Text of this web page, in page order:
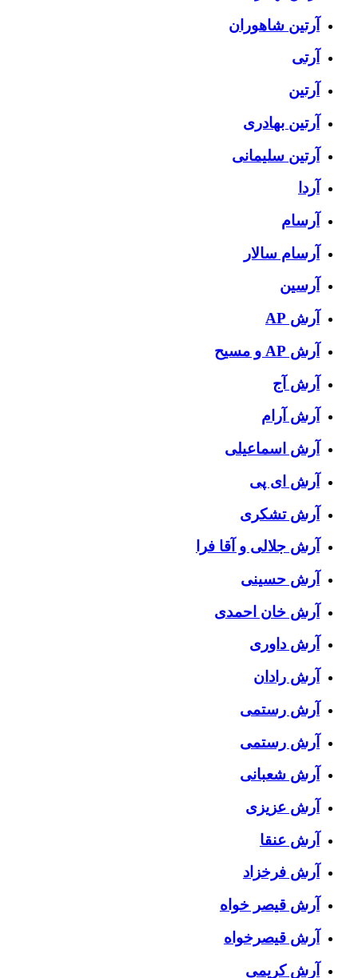
آرتين شاهوران
آرتی
آرتین
آرتین بهادری
آرتین سلیمانی
آردا
آرسام
آرسام سالار
آرسین
آرش AP
آرش AP و مسیح
آرش آج
آرش آرام
آرش اسماعیلی
آرش ای پی
آرش تشکری
آرش جلالی و آقا فرا
آرش حسینی
آرش خان احمدی
آرش داوری
آرش رادان
آرش رستمى
آرش رستمی
آرش شعبانی
آرش عزیزی
آرش عنقا
آرش فرخزاد
آرش قیصر خواه
آرش قیصرخواه
آرش کریمی